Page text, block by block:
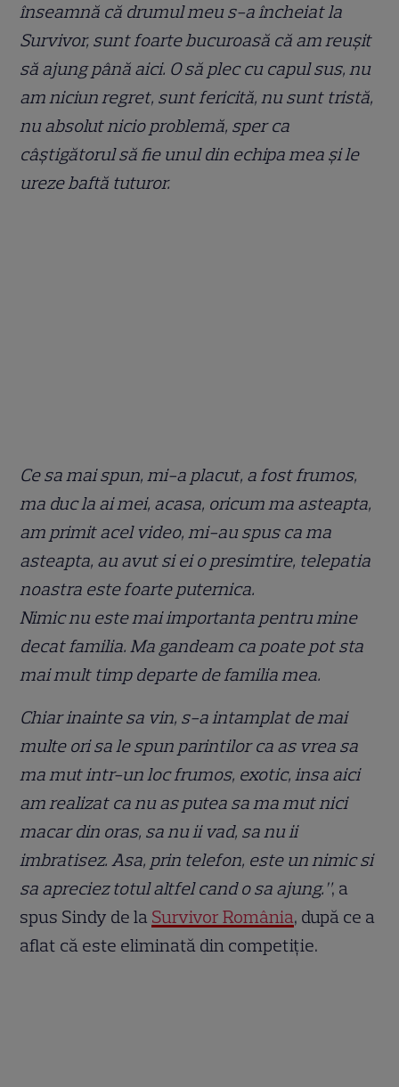
înseamnă că drumul meu s-a încheiat la
Survivor, sunt foarte bucuroasă că am reușit
să ajung până aici. O să plec cu capul sus, nu
am niciun regret, sunt fericită, nu sunt tristă,
nu absolut nicio problemă, sper ca
câștigătorul să fie unul din echipa mea și le
ureze baftă tuturor.
Ce sa mai spun, mi-a placut, a fost frumos,
ma duc la ai mei, acasa, oricum ma asteapta,
am primit acel video, mi-au spus ca ma
asteapta, au avut si ei o presimtire, telepatia
noastra este foarte puternica.
Nimic nu este mai importanta pentru mine
decat familia. Ma gandeam ca poate pot sta
mai mult timp departe de familia mea.
Chiar inainte sa vin, s-a intamplat de mai
multe ori sa le spun parintilor ca as vrea sa
ma mut intr-un loc frumos, exotic, insa aici
am realizat ca nu as putea sa ma mut nici
macar din oras, sa nu ii vad, sa nu ii
imbratisez. Asa, prin telefon, este un nimic si
sa apreciez totul altfel cand o sa ajung.”, a
spus Sindy de la Survivor România, după ce a
aflat că este eliminată din competiție.